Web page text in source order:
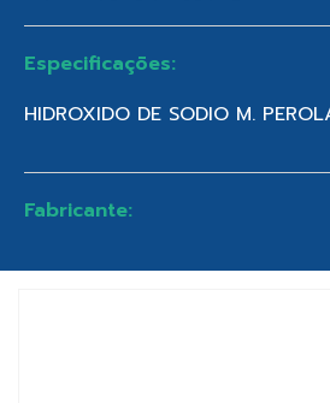
Especificações:
HIDROXIDO DE SODIO M.
Fabricante: